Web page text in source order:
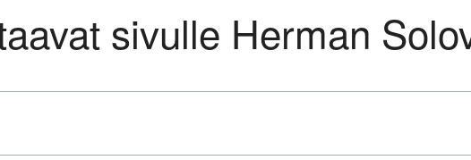
sivulle Herman